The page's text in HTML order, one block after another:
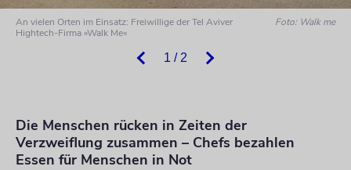
1 / 2
An vielen Orten im Einsatz: Freiwillige der Tel Aviver
Hightech-Firma »Walk Me«
Foto: Walk me
Die Menschen rücken in Zeiten der
Verzweiflung zusammen – Chefs bezahlen
Essen für Menschen in Not